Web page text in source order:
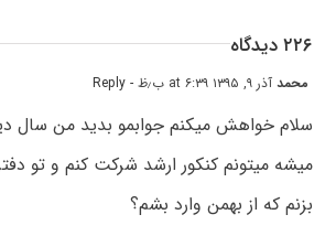
۲۲۶ دیدگاه
محمدآذر ۹, ۱۳۹۵ at ۶:۳۹ ب٫ظ - Reply
سلام خواهش میکنم جوابمو بدید من سال
میشه میتونم کنکور ارشد شرکت کنم و تو
بزنم که از بهمن وارد بشم؟